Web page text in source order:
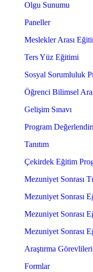
Olgu Sunumu
Paneller
Meslekler Arası
Ters Yüz Eğitimi
Sosyal Sorumluluk
Öğrenci Bilimsel
Gelişim Sınavı
Program
Tanıtım
Çekirdek Eğitim
Mezuniyet Sonrası
Mezuniyet Sonrası
Mezuniyet Sonrası
Mezuniyet Sonrası
Araştırma
Formlar